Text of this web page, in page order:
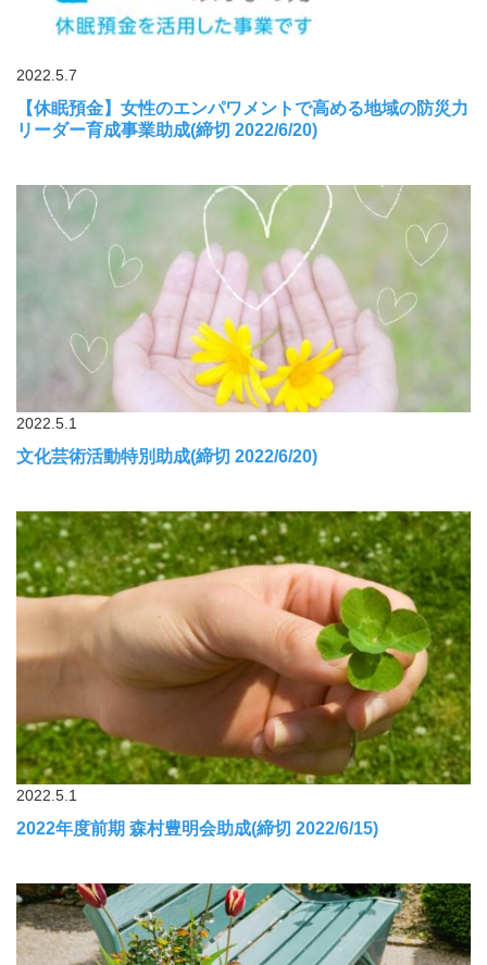
2022.5.7
【休眠預金】女性のエンパワメントで高める地域の防災力
リーダー育成事業助成(締切 2022/6/20)
2022.5.1
文化芸術活動特別助成(締切 2022/6/20)
2022.5.1
2022年度前期 森村豊明会助成(締切 2022/6/15)